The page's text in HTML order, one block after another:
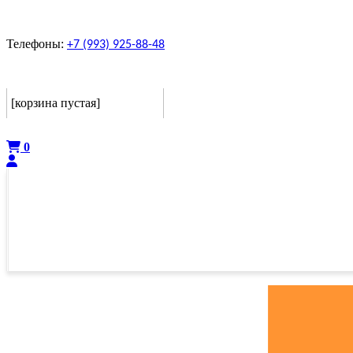
Телефоны: +7 (993) 925-88-48
[корзина пустая]
0